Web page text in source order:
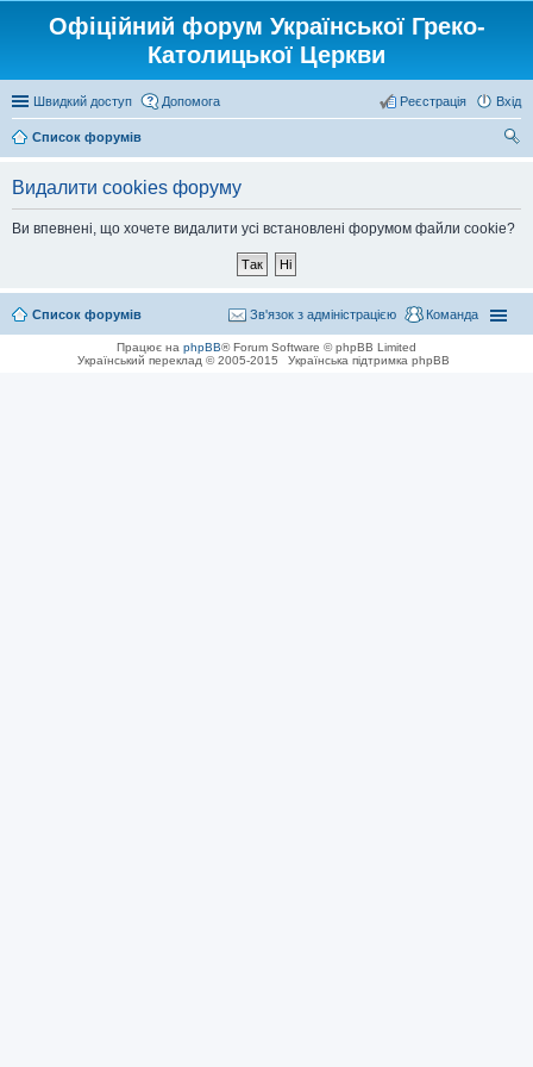
Офіційний форум Української Греко-
Католицької Церкви
Швидкий доступ Допомога Вхід
Реєстрація
Список форумів
Видалити cookies форуму
Ви впевнені, що хочете видалити усі встановлені форумом файли cookie?
Список форумів Команда
Зв'язок з адміністрацією
Працює на phpBB® Forum Software © phpBB Limited
Український переклад © 2005-2015
Українська підтримка phpBB